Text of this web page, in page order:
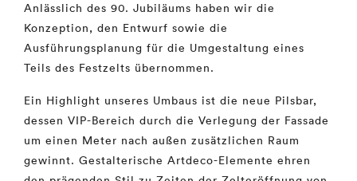
Anlässlich des 90. Jubiläums haben wir die
Konzeption, den Entwurf sowie die
Ausführungsplanung für die Umgestaltung eines
Teils des Festzelts übernommen.
Ein Highlight unseres Umbaus ist die neue Pilsbar,
dessen VIP-Bereich durch die Verlegung der Fassade
um einen Meter nach außen zusätzlichen Raum
gewinnt. Gestalterische Artdeco-Elemente ehren